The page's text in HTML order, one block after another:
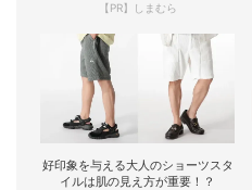
【PR】しまむら
好印象を与える大人のショーツスタ
イルは肌の見え方が重要！？